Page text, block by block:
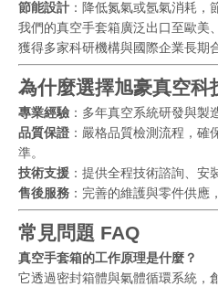
節能設計 ：降低氮氣或氬氣消耗，
我們的真空手套箱廣泛出口至歐美
獲得多家科研機構與國際企業長期
為什麼選擇旭豪真空科
專業經驗 ：多年真空系統研發與製
品質保證 ：嚴格品質檢測流程，
準。
技術支援 ：提供全程技術諮詢、安
售後服務 ：完善的維護與零件供應
常見問題 FAQ
真空手套箱的工作原理是什麼？
它透過密封箱體與氣體循環系統，